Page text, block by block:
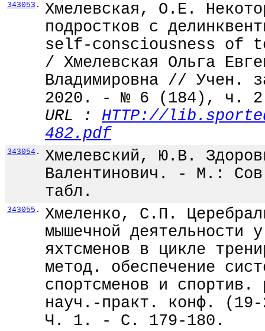
343053 .
Хмелевская, О.Е.
подростков с
self-consciousness of
/ Хмелевская Ольга
Владимировна // Учен.
2020. - № 6 (184), ч.
URL : HTTP://
482.pdf
343054 .
Хмелевский, Ю.В.
Валентинович. - М.:
табл.
343055 .
Хмеленко, С.П.
мышечной деятельности
яхтсменов в цикле
метод. обеспечение
спортсменов и
науч.-практ. конф.
Ч. 1. - С. 179-180.